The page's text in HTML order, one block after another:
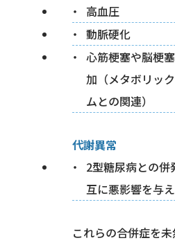
高血圧
動脈硬化
心筋梗塞や脳梗
加（メタボリッ
ムとの関連）
代謝異常
2型糖尿病との併
互に悪影響を与
これらの合併症を